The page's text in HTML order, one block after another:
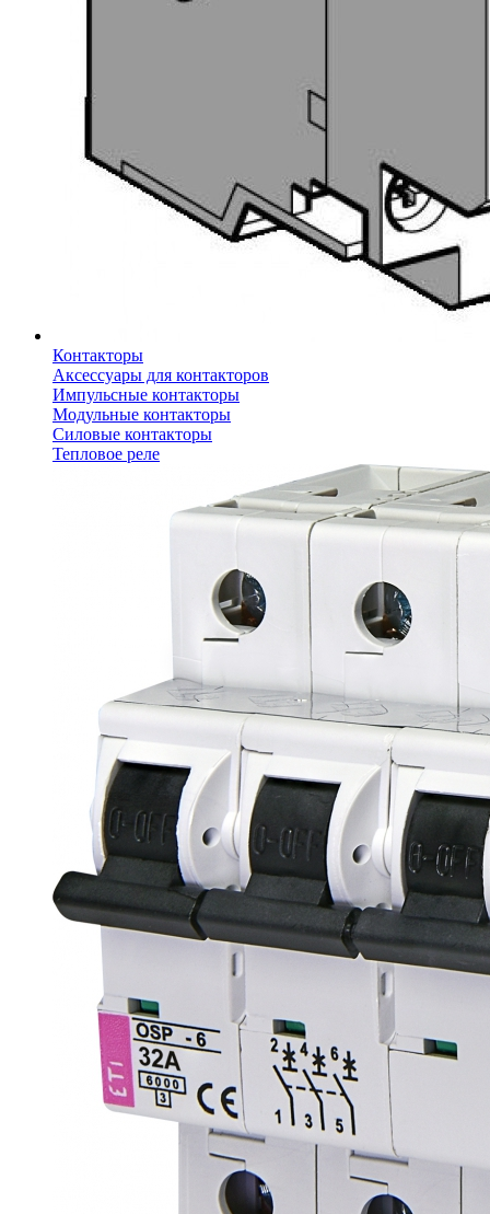
Контакторы
Аксессуары для контакторов
Импульсные контакторы
Модульные контакторы
Силовые контакторы
Тепловое реле